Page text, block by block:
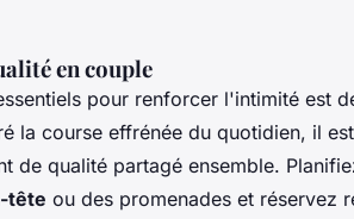
en couple
pour renforcer l'intimité est
la course effrénée du quotidien, il
de qualité partagé ensemble.
tête ou des promenades et réservez